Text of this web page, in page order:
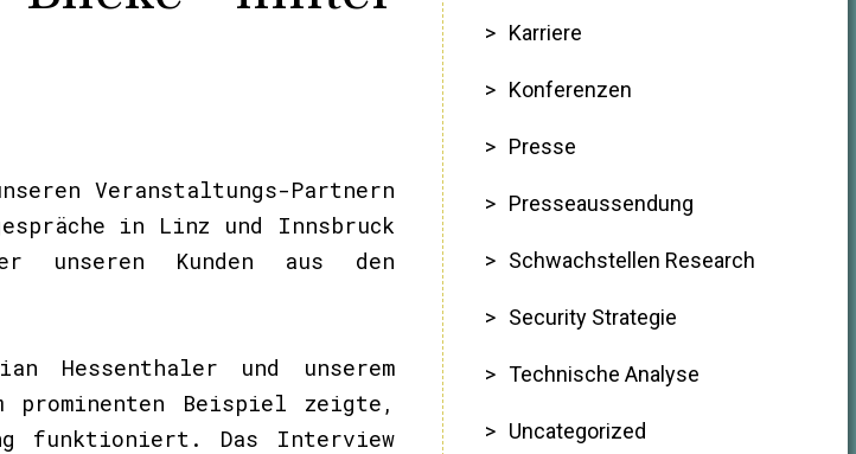
Veranstaltungs-Partnern
in Linz und Innsbruck
Kunden aus den
Hessenthaler und unserem
prominenten Beispiel zeigte,
funktioniert. Das Interview
Karriere
Konferenzen
Presse
Presseaussendung
Schwachstellen Research
Security Strategie
Technische Analyse
Uncategorized